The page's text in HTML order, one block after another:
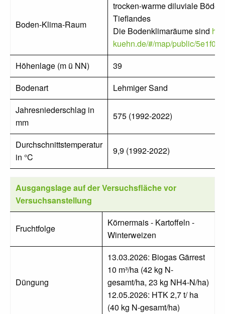
Boden-Klima-Raum
trocken-warme diluviale
Tieflandes
Die Bodenklimaräume sind
kuehn.de/#/map/public/
Höhenlage (m ü NN)
39
Bodenart
Lehmiger Sand
Jahresniederschlag in
mm
575 (1992-2022)
Durchschnittstemperatur
in °C
9,9 (1992-2022)
Ausgangslage auf der Versuchsfläche vor
Versuchsanstellung
Fruchtfolge
Körnermais - Kartoffeln -
Winterweizen
Düngung
13.03.2026: Biogas Gärrest
10 m³/ha (42 kg N-
gesamt/ha, 23 kg NH4-N/ha)
12.05.2026: HTK 2,7 t/ ha
(40 kg N-gesamt/ha)